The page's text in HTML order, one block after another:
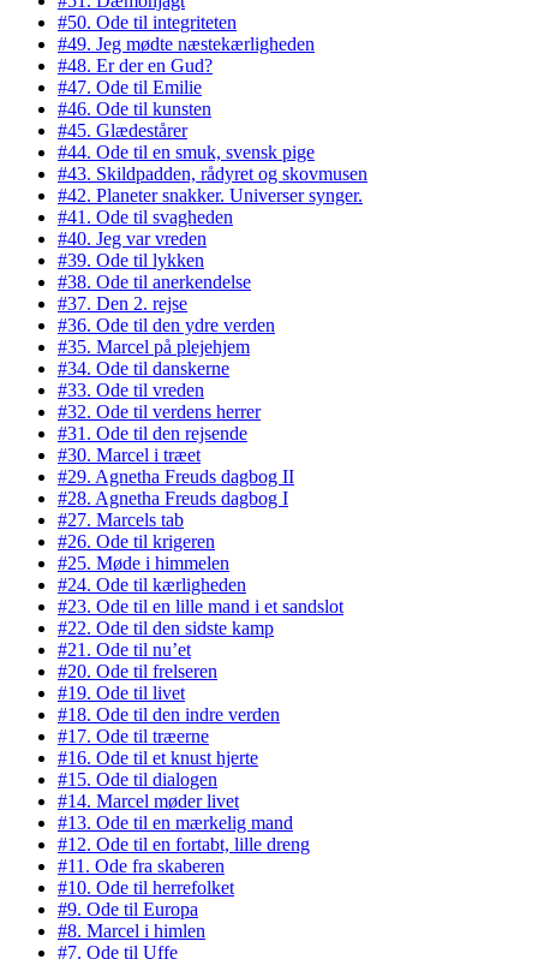
#50. Ode til integriteten
#49. Jeg mødte næstekærligheden
#48. Er der en Gud?
#47. Ode til Emilie
#46. Ode til kunsten
#45. Glædestårer
#44. Ode til en smuk, svensk pige
#43. Skildpadden, rådyret og skovmusen
#42. Planeter snakker. Universer synger.
#41. Ode til svagheden
#40. Jeg var vreden
#39. Ode til lykken
#38. Ode til anerkendelse
#37. Den 2. rejse
#36. Ode til den ydre verden
#35. Marcel på plejehjem
#34. Ode til danskerne
#33. Ode til vreden
#32. Ode til verdens herrer
#31. Ode til den rejsende
#30. Marcel i træet
#29. Agnetha Freuds dagbog II
#28. Agnetha Freuds dagbog I
#27. Marcels tab
#26. Ode til krigeren
#25. Møde i himmelen
#24. Ode til kærligheden
#23. Ode til en lille mand i et sandslot
#22. Ode til den sidste kamp
#21. Ode til nu’et
#20. Ode til frelseren
#19. Ode til livet
#18. Ode til den indre verden
#17. Ode til træerne
#16. Ode til et knust hjerte
#15. Ode til dialogen
#14. Marcel møder livet
#13. Ode til en mærkelig mand
#12. Ode til en fortabt, lille dreng
#11. Ode fra skaberen
#10. Ode til herrefolket
#9. Ode til Europa
#8. Marcel i himlen
#7. Ode til Uffe